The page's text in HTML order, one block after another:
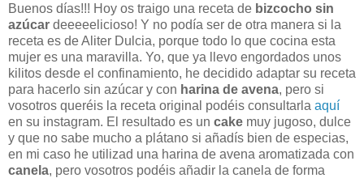
Buenos días!!! Hoy os traigo una receta de bizcocho sin
azúcar deeeeelicioso! Y no podía ser de otra manera si la
receta es de Aliter Dulcia, porque todo lo que cocina esta
mujer es una maravilla. Yo, que ya llevo engordados unos
kilitos desde el confinamiento, he decidido adaptar su receta
para hacerlo sin azúcar y con harina de avena, pero si
vosotros queréis la receta original podéis consultarla aquí
en su instagram. El resultado es un cake muy jugoso, dulce
y que no sabe mucho a plátano si añadís bien de especias,
en mi caso he utilizad una harina de avena aromatizada con
canela, pero vosotros podéis añadir la canela de forma